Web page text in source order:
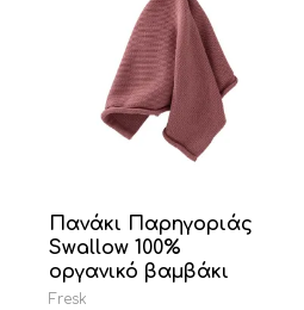
Πανάκι Παρηγοριάς
Swallow 100%
οργανικό βαμβάκι
Fresk